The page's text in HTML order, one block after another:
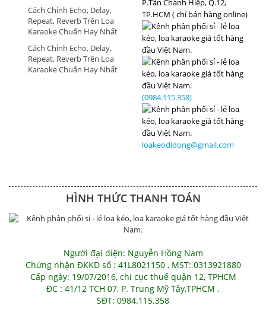
Cách Chỉnh Echo, Delay,
Repeat, Reverb Trên Loa
Karaoke Chuẩn Hay Nhất
Cách Chỉnh Echo, Delay,
Repeat, Reverb Trên Loa
Karaoke Chuẩn Hay Nhất
P.Tân Chánh Hiệp, Q.12,
TP.HCM ( chỉ bán hàng online)
(0984.115.358)
loakeodidong@gmail.com
HÌNH THỨC THANH TOÁN
Người đại diện: Nguyễn Hồng Nam
Chứng nhận ĐKKD số : 41L8021150 , MST: 0313921880
Cấp ngày: 19/07/2016, chi cục thuế quận 12, TPHCM
ĐC : 41/12 TCH 07, P. Trung Mỹ Tây,TPHCM .
SĐT: 0984.115.358